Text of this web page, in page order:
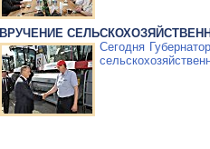
ВРУЧЕНИЕ
Сегодня